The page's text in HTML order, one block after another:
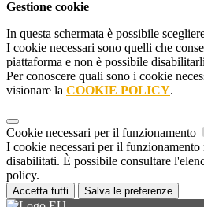
Gestione cookie
In questa schermata è possibile
I cookie necessari sono quelli che
piattaforma e non è possibile
Per conoscere quali sono i cookie
visionare la COOKIE POLICY.
Cookie necessari per il funzionamento
I cookie necessari per il funzionamento
disabilitati. È possibile consultare
policy.
Accetta tutti Salva le preferenze